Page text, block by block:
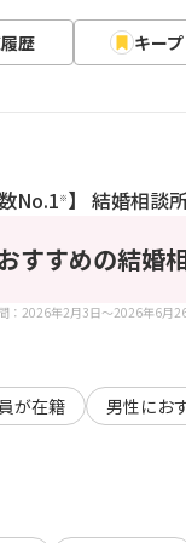
歴 キープ
No.1 ※ 】 結婚相談
すすめの結婚
2026年2月3日～2026年6月
が在籍 男性にお